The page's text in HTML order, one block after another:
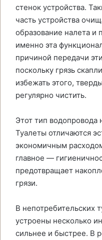
стенок устройства.
часть устройства
образование налета и
именно эта
причиной передачи
поскольку грязь
избежать этого,
регулярно чистить.
Этот тип водопровода
Туалеты отличаются
экономичным
главное —
предотвращает
грязи.
В непотребительских
устроены несколько
сильнее и быстрее. В